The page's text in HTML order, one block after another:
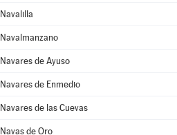
Navalilla
Navalmanzano
Navares de Ayuso
Navares de Enmedio
Navares de las Cuevas
Navas de Oro